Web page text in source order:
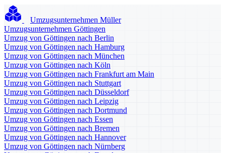
Umzugsunternehmen Müller
Umzugsunternehmen Göttingen
Umzug von Göttingen nach Berlin
Umzug von Göttingen nach Hamburg
Umzug von Göttingen nach München
Umzug von Göttingen nach Köln
Umzug von Göttingen nach Frankfurt am Main
Umzug von Göttingen nach Stuttgart
Umzug von Göttingen nach Düsseldorf
Umzug von Göttingen nach Leipzig
Umzug von Göttingen nach Dortmund
Umzug von Göttingen nach Essen
Umzug von Göttingen nach Bremen
Umzug von Göttingen nach Hannover
Umzug von Göttingen nach Nürnberg